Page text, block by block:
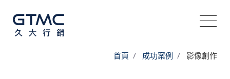
首頁 成功案例 影像創作